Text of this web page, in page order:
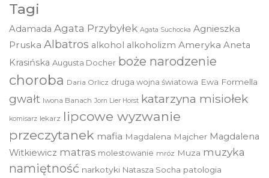
Tagi
Adamada Agata Przybyłek Agata Suchocka Agnieszka
Pruska Albatros alkohol alkoholizm Ameryka Aneta
Krasińska Augusta Docher boże narodzenie
choroba Daria Orlicz druga wojna światowa Ewa Formella
gwałt Iwona Banach Jorn Lier Horst katarzyna misiołek
komisarz lekarz lipcowe wyzwanie
przeczytanek mafia Magdalena Majcher Magdalena
Witkiewicz matras molestowanie mróz Muza muzyka
namiętność narkotyki Natasza Socha patologia